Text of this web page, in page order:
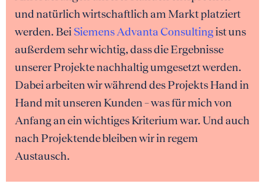
und natürlich wirtschaftlich am Markt platziert
werden. Bei Siemens Advanta Consultingist uns
außerdem sehr wichtig, dass die Ergebnisse
unserer Projekte nachhaltig umgesetzt werden.
Dabei arbeiten wir während des Projekts Hand in
Hand mit unseren Kunden – was für mich von
Anfang an ein wichtiges Kriterium war. Und auch
nach Projektende bleiben wir in regem
Austausch.